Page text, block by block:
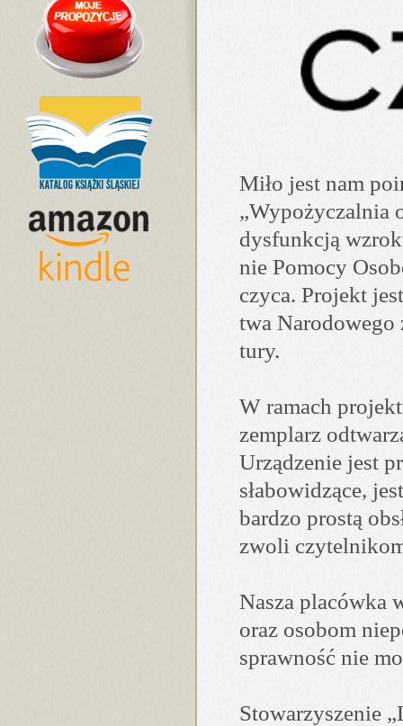
Miło jest nam
„Wy­po­ży­czal­nia
dys­funk­cją
nie Po­mocy
czyca. Pro­jekt
twa
tury.
W ra­mach
zem­plarz
Urzą­dze­nie jest
sła­bo­wi­dzące,
bar­dzo pro­stą
zwoli
Na­sza pla­cówka
oraz oso­bom
spraw­ność nie
Sto­wa­rzy­sze­nie